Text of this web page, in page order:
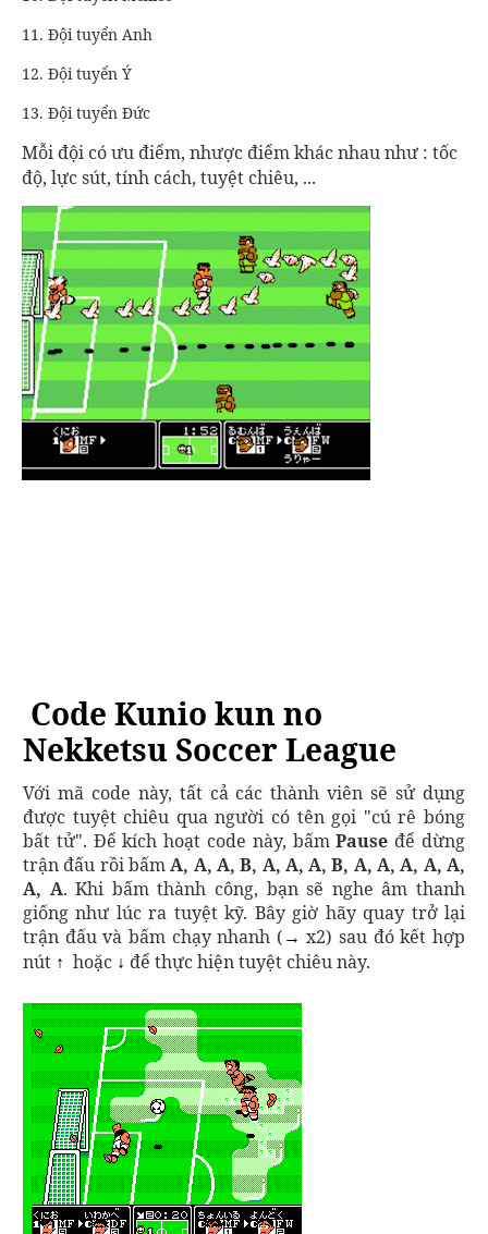
11. Đội tuyển Anh
12. Đội tuyển Ý
13. Đội tuyển Đức
Mỗi đội có ưu điểm, nhược điểm khác nhau như : tốc
độ, lực sút, tính cách, tuyệt chiêu, ...
Code Kunio kun no
Nekketsu Soccer League
Với mã code này, tất cả các thành viên sẽ sử dụng
được tuyệt chiêu qua người có tên gọi "cú rê bóng
bất tử". Để kích hoạt code này, bấmPause để dừng
trận đấu rồi bấmA, A, A, B, A, A, A, B, A, A, A, A, A,
A, A. Khi bấm thành công, bạn sẽ nghe âm thanh
giống như lúc ra tuyệt kỹ. Bây giờ hãy quay trở lại
trận đấu và bấm chạy nhanh ( →x2) sau đó kết hợp
nút ↑ hoặc ↓ để thực hiện tuyệt chiêu này.